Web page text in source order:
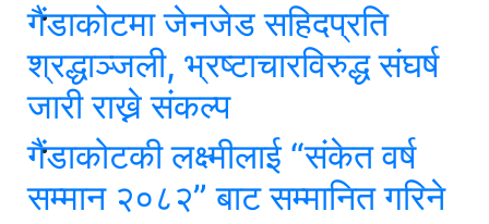
गैंडाकोटमा जेनजेड सहिदप्रति
श्रद्धाञ्जली, भ्रष्टाचारविरुद्ध संघर्ष
जारी राख्ने संकल्प
गैंडाकोटकी लक्ष्मीलाई “संकेत वर्ष
सम्मान २०८२” बाट सम्मानित गरिने